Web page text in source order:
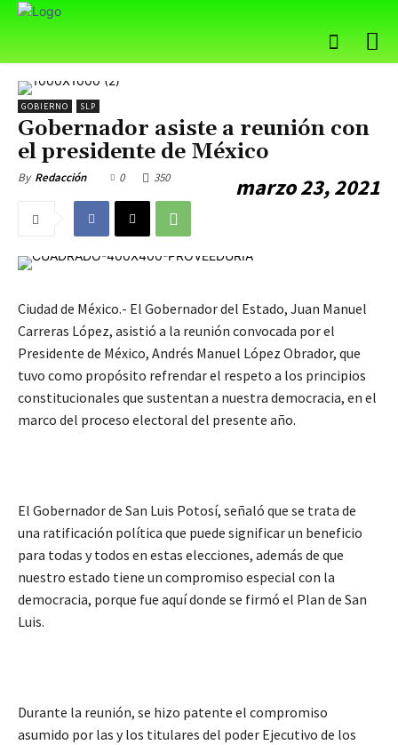
GOBIERNO SLP
Gobernador asiste a reunión con
el presidente de México
By Redacción marzo 23, 2021
0 350
Ciudad de México.- El Gobernador del Estado, Juan Manuel
Carreras López, asistió a la reunión convocada por el
Presidente de México, Andrés Manuel López Obrador, que
tuvo como propósito refrendar el respeto a los principios
constitucionales que sustentan a nuestra democracia, en el
marco del proceso electoral del presente año.
El Gobernador de San Luis Potosí, señaló que se trata de
una ratificación política que puede significar un beneficio
para todas y todos en estas elecciones, además de que
nuestro estado tiene un compromiso especial con la
democracia, porque fue aquí donde se firmó el Plan de San
Luis.
Durante la reunión, se hizo patente el compromiso
asumido por las y los titulares del poder Ejecutivo de los